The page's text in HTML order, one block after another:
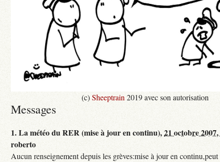
(c)Sheeptrain 2019 avec son autorisation
Messages
1.La météo du RER (mise à jour en continu),21 octobre
roberto
Aucun renseignement depuis les grèves:mise à jour en